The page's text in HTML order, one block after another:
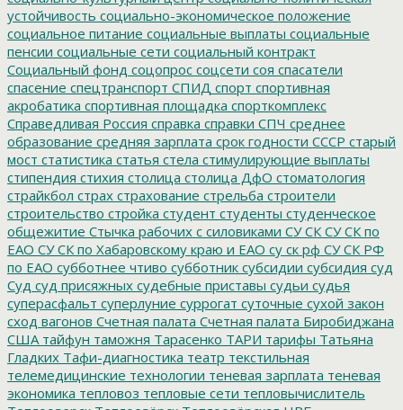
устойчивость социально-экономическое положение
социальное питание социальные выплаты социальные
пенсии социальные сети социальный контракт
Социальный фонд соцопрос соцсети соя спасатели
спасение спецтранспорт СПИД спорт спортивная
акробатика спортивная площадка спорткомплекс
Справедливая Россия справка справки СПЧ среднее
образование средняя зарплата срок годности СССР старый
мост статистика статья стела стимулирующие выплаты
стипендия стихия столица столица ДфО стоматология
страйкбол страх страхование стрельба строители
строительство стройка студент студенты студенческое
общежитие Стычка рабочих с силовиками СУ СКСУ СК по
ЕАО СУ СК по Хабаровскому краю и ЕАО су ск рф СУ СК РФ
по ЕАО субботнее чтиво субботник субсидии субсидия суд
Суд суд присяжных судебные приставы судьи судья
суперасфальт суперлуние суррогат суточные сухой закон
сход вагонов Счетная палата Счетная палата Биробиджана
СШАтайфун таможня Тарасенко ТАРИ тарифы Татьяна
Гладких Тафи-диагностика театр текстильная
телемедицинские технологии теневая зарплата теневая
экономика тепловоз тепловые сети тепловычислитель